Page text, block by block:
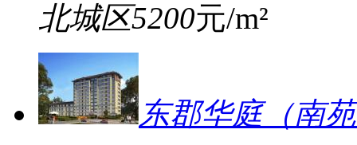
北城区5200元/m²
东郡华庭（南